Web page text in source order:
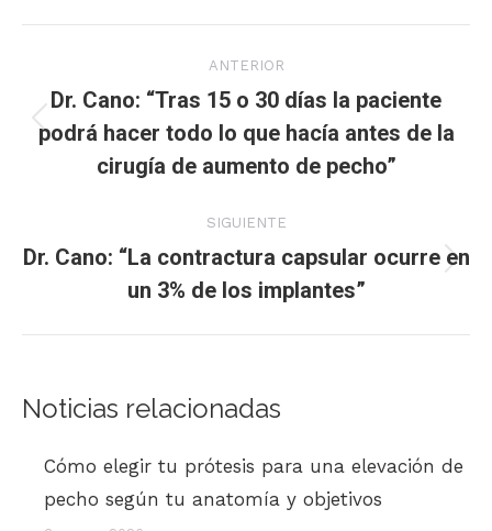
entre
publicaciones
ANTERIOR
Publicación
anterior:
Dr. Cano: “Tras 15 o 30 días la paciente
podrá hacer todo lo que hacía antes de la
cirugía de aumento de pecho”
SIGUIENTE
Publicación
siguiente:
Dr. Cano: “La contractura capsular ocurre en
un 3% de los implantes”
Noticias relacionadas
Cómo elegir tu prótesis para una elevación de
pecho según tu anatomía y objetivos